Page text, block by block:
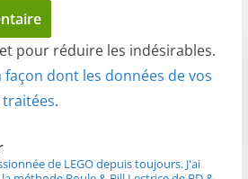
pour réduire les indésirables.
façon dont les données de vos
.
de LEGO depuis toujours.J'ai